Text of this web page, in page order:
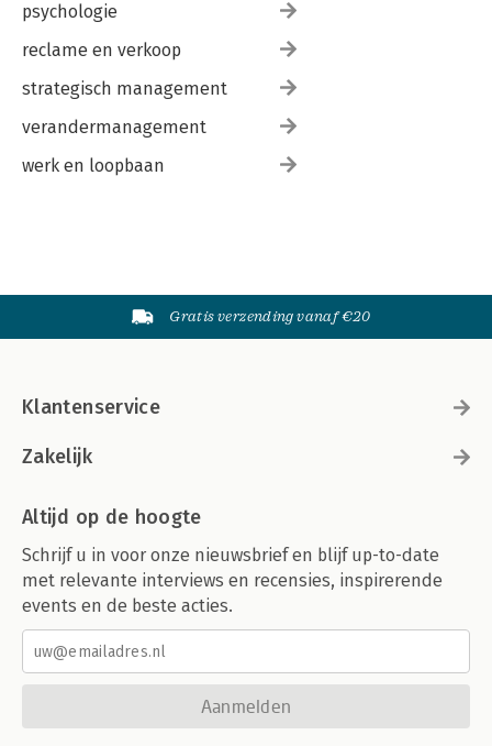
psychologie
reclame en verkoop
strategisch management
verandermanagement
werk en loopbaan
Gratis verzending vanaf €20
Klantenservice
Zakelijk
Altijd op de hoogte
Schrijf u in voor onze nieuwsbrief en blijf up-to-date
met relevante interviews en recensies, inspirerende
events en de beste acties.
Aanmelden